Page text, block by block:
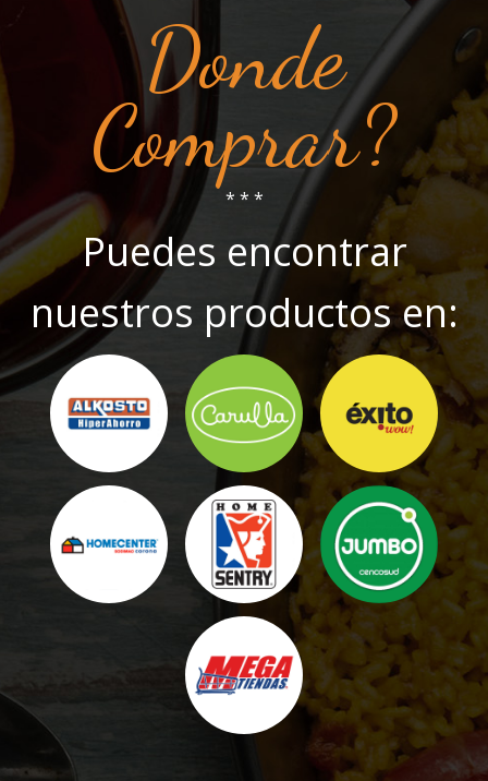
Donde
Comprar?
* * *
Puedes encontrar
nuestros productos en: